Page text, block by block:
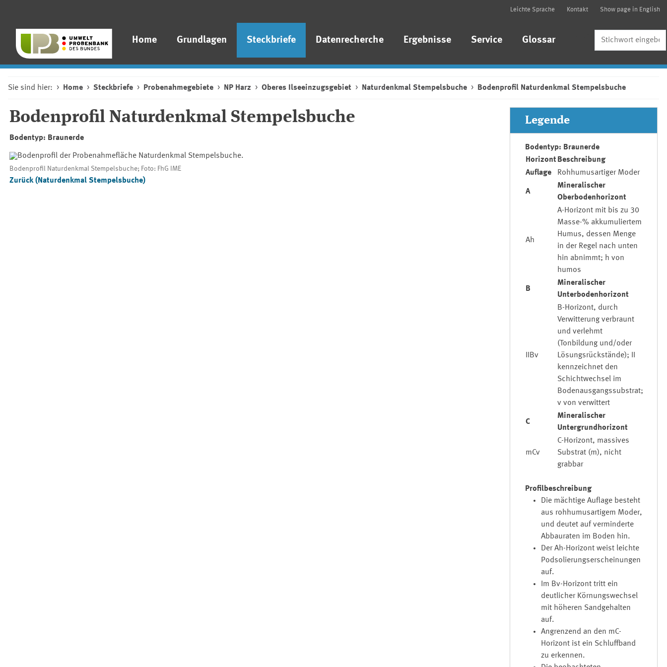
Leichte Sprache Kontakt Show page in English
Home Grundlagen Steckbriefe Datenrecherche Ergebnisse Service Glossar
Sie sind hier: Home Steckbriefe Probenahmegebiete NP Harz Oberes Ilseeinzugsgebiet Naturdenkmal Stempelsbuche Bodenprofil Naturdenkmal Stempelsbuche
Bodenprofil Naturdenkmal Stempelsbuche
Bodentyp: Braunerde
Bodenprofil Naturdenkmal Stempelsbuche; Foto: FhG IME
Zurück (Naturdenkmal Stempelsbuche)
Legende
Bodentyp: Braunerde
Horizont Beschreibung
Auflage
Rohhumusartiger Moder
A
Mineralischer
Oberbodenhorizont
Ah
A-Horizont mit bis zu 30
Masse-% akkumuliertem
Humus, dessen Menge
in der Regel nach unten
hin abnimmt; h von
humos
B
Mineralischer
Unterbodenhorizont
IIBv
B-Horizont, durch
Verwitterung verbraunt
und verlehmt
(Tonbildung und/oder
Lösungsrückstände); II
kennzeichnet den
Schichtwechsel im
Bodenausgangssubstrat;
v von verwittert
C
Mineralischer
Untergrundhorizont
mCv
C-Horizont, massives
Substrat (m), nicht
grabbar
Profilbeschreibung
Die mächtige Auflage besteht
aus rohhumusartigem Moder,
und deutet auf verminderte
Abbauraten im Boden hin.
Der Ah-Horizont weist leichte
Podsolierungserscheinungen
auf.
Im Bv-Horizont tritt ein
deutlicher Körnungswechsel
mit höheren Sandgehalten
auf.
Angrenzend an den mC-
Horizont ist ein Schluffband
zu erkennen.